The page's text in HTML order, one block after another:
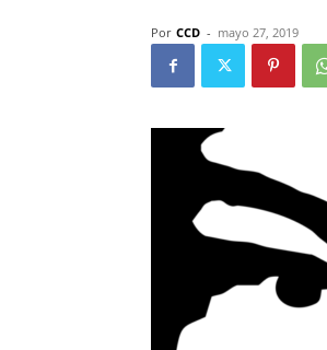
Por CCD - mayo 27, 2019